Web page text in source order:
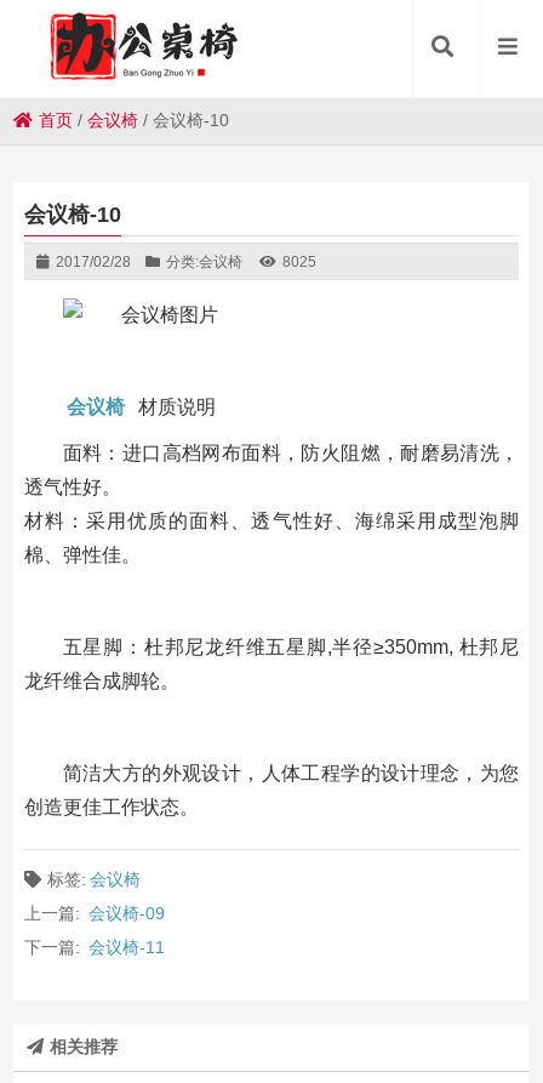
首页 /会议椅 /会议椅-10
会议椅-10
2017/02/28 分类:会议椅 8025
会议椅 材质说明
面料：进口高档网布面料，防火阻燃，耐磨易清洗，
透气性好。
材料：采用优质的面料、透气性好、海绵采用成型泡脚
棉、弹性佳。
五星脚：杜邦尼龙纤维五星脚,半径≥350mm, 杜邦尼
龙纤维合成脚轮。
简洁大方的外观设计，人体工程学的设计理念，为您
创造更佳工作状态。
标签: 会议椅
上一篇: 会议椅-09
下一篇: 会议椅-11
相关推荐